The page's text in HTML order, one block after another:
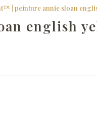
peinture annie sloan
english